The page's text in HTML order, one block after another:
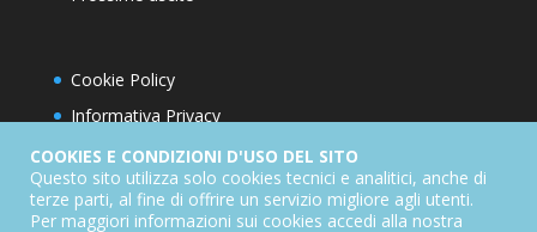
Cookie Policy
Informativa Privacy
Condizioni d’utilizzo del sito
Condizioni generali di abbonamento
Informativa sul diritto di recesso
COOKIES E CONDIZIONI D'USO DEL SITO
Questo sito utilizza solo cookies tecnici e analitici, anche di
terze parti, al fine di offrire un servizio migliore agli utenti.
Per maggiori informazioni sui cookies accedi alla nostra